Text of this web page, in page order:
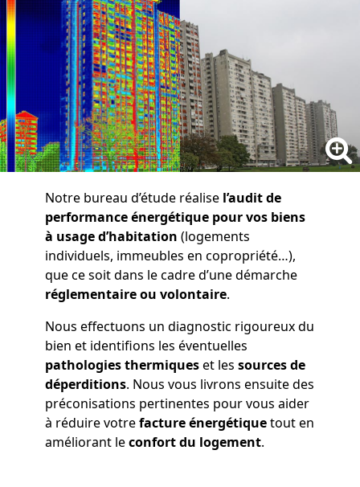
Notre bureau d’étude réalise l’audit de
performance énergétique pour vos biens
à usage d’habitation (logements
individuels, immeubles en copropriété…),
que ce soit dans le cadre d’une démarche
réglementaire ou volontaire.
Nous effectuons un diagnostic rigoureux du
bien et identifions les éventuelles
pathologies thermiqueset les sources de
déperditions. Nous vous livrons ensuite des
préconisations pertinentes pour vous aider
à réduire votrefacture énergétiquetout en
améliorant leconfort du logement.